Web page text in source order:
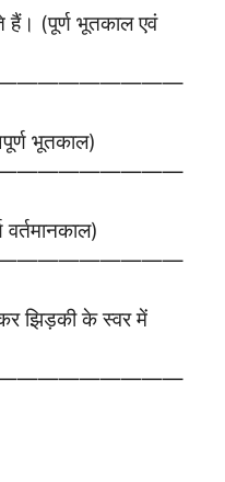
हैं। (पूर्ण भूतकाल एवं
भूतकाल)
झिड़की के स्वर में